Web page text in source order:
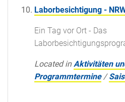
Laborbesichtigung -
Ein Tag vor Ort - Das
Located in Aktivitäten
Programmtermine /